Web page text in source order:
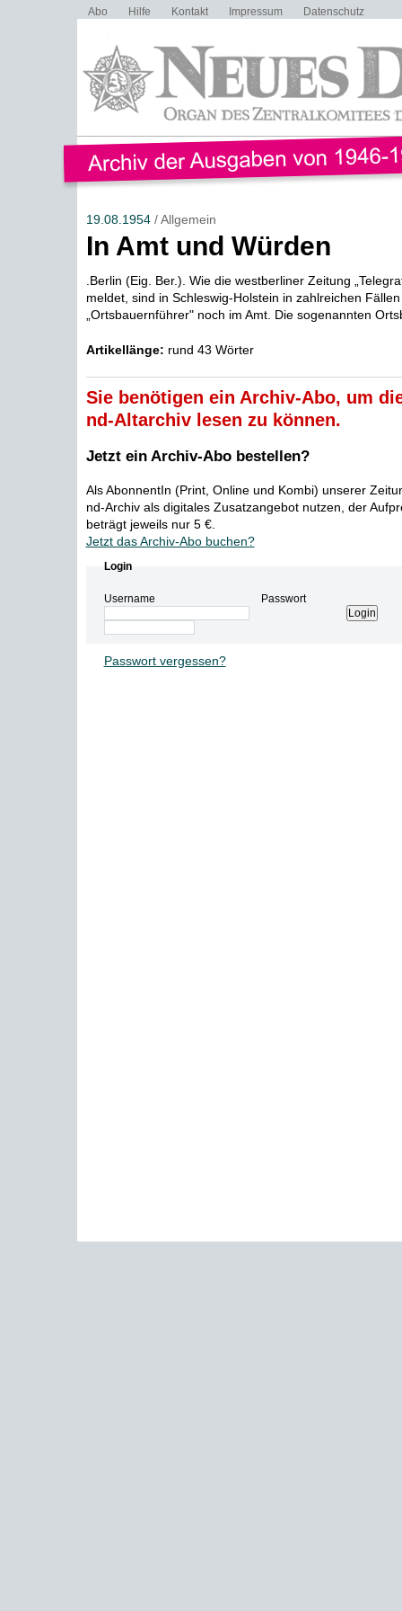
Abo Hilfe Kontakt Impressum Datenschutz
19.08.1954/ Allgemein
In Amt und Würden
.Berlin (Eig. Ber.). Wie die westberliner Zeitung
meldet, sind in Schleswig-Holstein in zahlreichen
„Ortsbauernführer" noch im Amt. Die sogenannten
Artikellänge: rund 43 Wörter
Sie benötigen ein Archiv-Abo, um
nd-Altarchiv lesen zu können.
Jetzt ein Archiv-Abo bestellen?
Als AbonnentIn (Print, Online und Kombi) unserer
nd-Archiv als digitales Zusatzangebot nutzen, der
beträgt jeweils nur 5 €.
Jetzt das Archiv-Abo buchen?
Login
Username Passwort
Passwort vergessen?